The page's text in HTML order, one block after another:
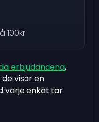
100kr
erbjudandena,
visar en
varje enkät tar